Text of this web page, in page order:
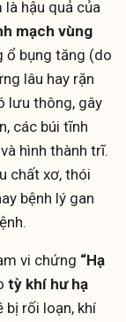
hậu quả của
mạch vùng
ổ bụng tăng (do
lâu hay rặn
lưu thông, gây
các búi tĩnh
hình thành trĩ.
chất xơ, thói
bệnh lý gan
vi chứng “Hạ
tỳ khí hư hạ
bị rối loạn, khí